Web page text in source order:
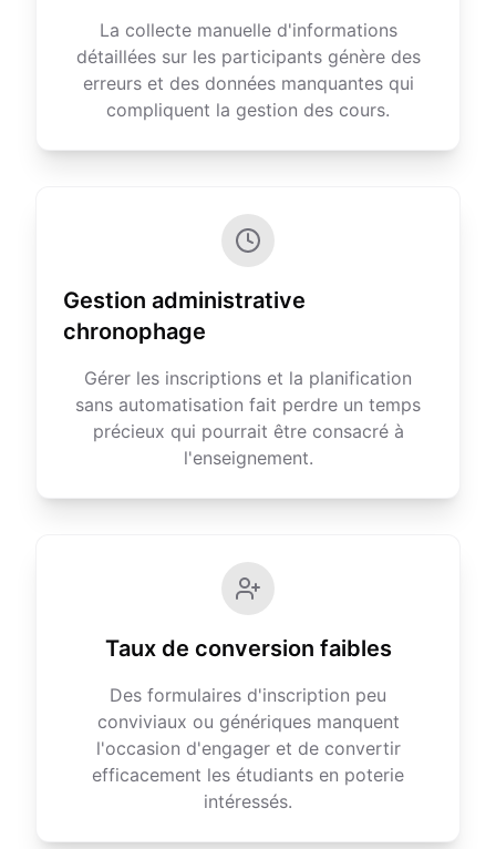
La collecte manuelle d'informations
détaillées sur les participants génère des
erreurs et des données manquantes qui
compliquent la gestion des cours.
Gestion administrative
chronophage
Gérer les inscriptions et la planification
sans automatisation fait perdre un temps
précieux qui pourrait être consacré à
l'enseignement.
Taux de conversion faibles
Des formulaires d'inscription peu
conviviaux ou génériques manquent
l'occasion d'engager et de convertir
efficacement les étudiants en poterie
intéressés.